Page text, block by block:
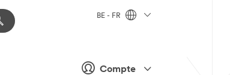
Compte
BE - FR